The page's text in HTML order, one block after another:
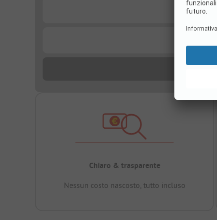
Chiaro & trasparente
Nessun costo nascosto, tutto incluso